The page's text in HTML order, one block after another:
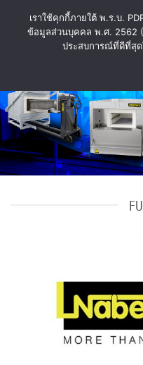
เราใช้คุกกี้ภายใต้ พ.ร.บ.
ข้อมูลส่วนบุคคล พ.ศ. 2562
ประสบการณ์ที่ดีที่สุด